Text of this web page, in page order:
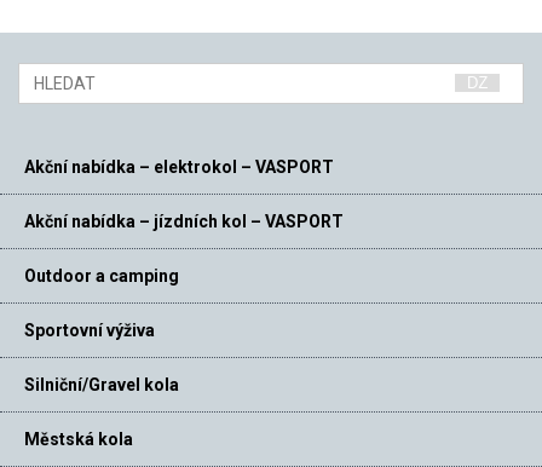
Akční nabídka – elektrokol – VASPORT
Akční nabídka – jízdních kol – VASPORT
Outdoor a camping
Sportovní výživa
Silniční/Gravel kola
Městská kola